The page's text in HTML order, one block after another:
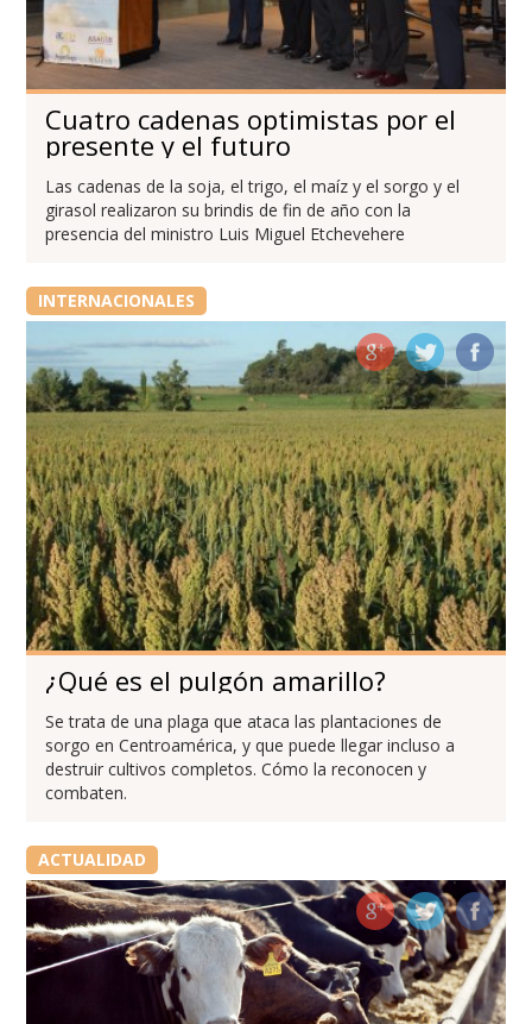
Cuatro cadenas optimistas por el
presente y el futuro
Las cadenas de la soja, el trigo, el maíz y el sorgo y el
girasol realizaron su brindis de fin de año con la
presencia del ministro Luis Miguel Etchevehere
INTERNACIONALES
¿Qué es el pulgón amarillo?
Se trata de una plaga que ataca las plantaciones de
sorgo en Centroamérica, y que puede llegar incluso a
destruir cultivos completos. Cómo la reconocen y
combaten.
ACTUALIDAD